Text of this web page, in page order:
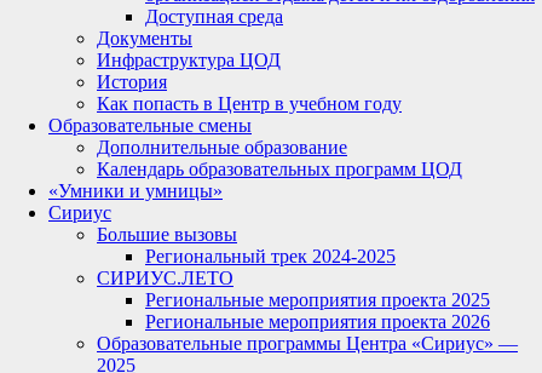
Доступная среда
Документы
Инфраструктура ЦОД
История
Как попасть в Центр в учебном году
Образовательные смены
Дополнительные образование
Календарь образовательных программ ЦОД
«Умники и умницы»
Сириус
Большие вызовы
Региональный трек 2024-2025
СИРИУС.ЛЕТО
Региональные мероприятия проекта 2025
Региональные мероприятия проекта 2026
Образовательные программы Центра «Сириус» —
2025